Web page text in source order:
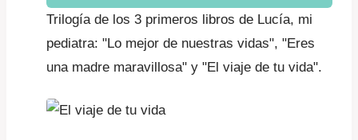
Trilogía de los 3 primeros libros de Lucía, mi
pediatra: "Lo mejor de nuestras vidas", "Eres
una madre maravillosa" y "El viaje de tu vida".